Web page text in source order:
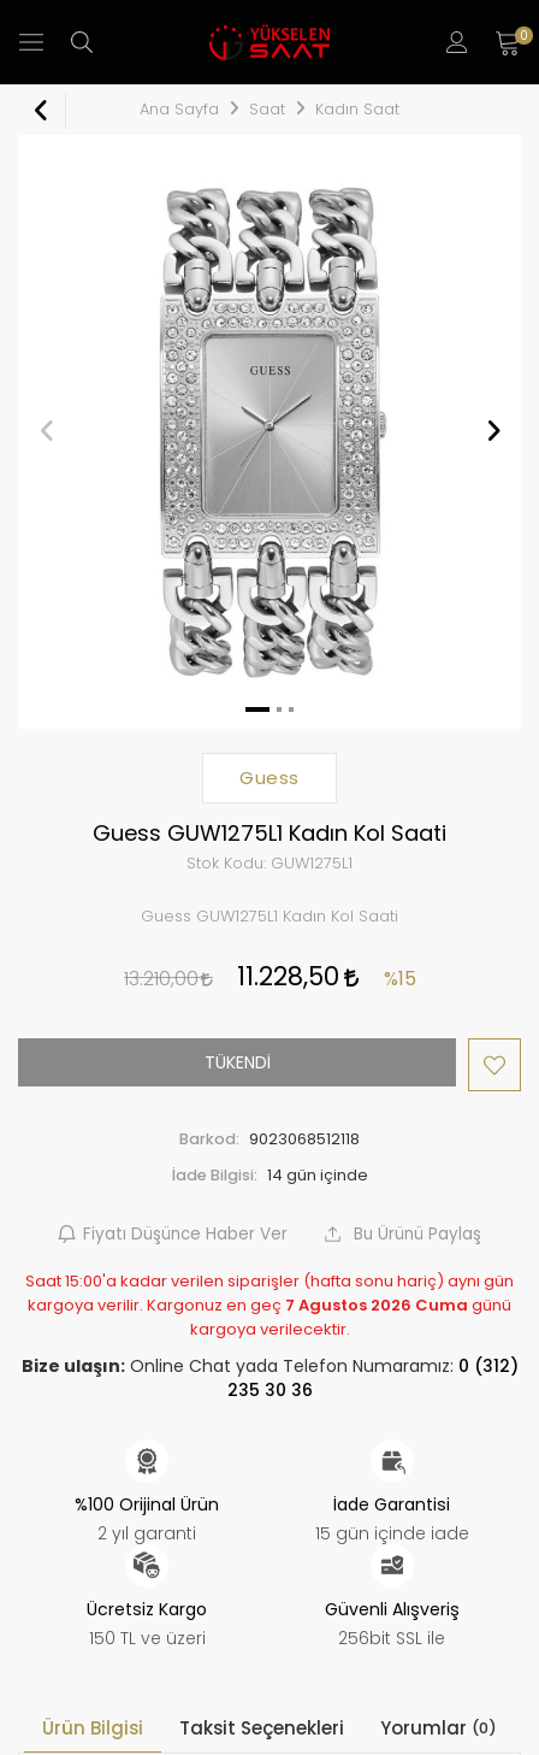
0
Ana Sayfa Saat Kadın Saat
Guess
Guess GUW1275L1 Kadın Kol Saati
Stok Kodu: GUW1275L1
Guess GUW1275L1 Kadın Kol Saati
13.210,00 11.228,50 %15
TÜKENDİ
Barkod: 9023068512118
İade Bilgisi:
Fiyatı Düşünce Haber Ver Bu Ürünü Paylaş
Saat 15:00'a kadar verilen siparişler (hafta sonu hariç) aynı gün
kargoya verilir. Kargonuz en geç 7 Agustos 2026 Cuma günü
kargoya verilecektir.
Bize ulaşın:Online Chat yada Telefon Numaramız: 0 (312)
235 30 36
%100 Orijinal Ürün
2 yıl garanti
İade Garantisi
15 gün içinde iade
Ücretsiz Kargo
150 TL ve üzeri
Güvenli Alışveriş
256bit SSL ile
Ürün Bilgisi Taksit Seçenekleri Yorumlar (0)